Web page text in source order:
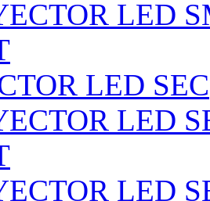
LED
LED SEC
LED
LED